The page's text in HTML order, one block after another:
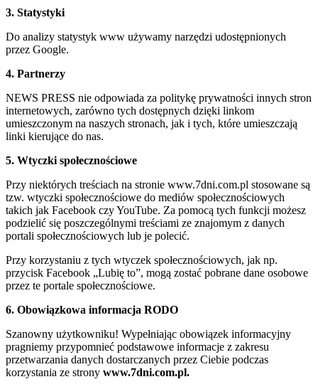
3. Statystyki
Do analizy statystyk www używamy narzędzi udostępnionych
przez Google.
4. Partnerzy
NEWS PRESS nie odpowiada za politykę prywatności innych stron
internetowych, zarówno tych dostępnych dzięki linkom
umieszczonym na naszych stronach, jak i tych, które umieszczają
linki kierujące do nas.
5. Wtyczki społecznościowe
Przy niektórych treściach na stronie www.7dni.com.pl stosowane są
tzw. wtyczki społecznościowe do mediów społecznościowych
takich jak Facebook czy YouTube. Za pomocą tych funkcji możesz
podzielić się poszczególnymi treściami ze znajomym z danych
portali społecznościowych lub je polecić.
Przy korzystaniu z tych wtyczek społecznościowych, jak np.
przycisk Facebook „Lubię to”, mogą zostać pobrane dane osobowe
przez te portale społecznościowe.
6. Obowiązkowa informacja RODO
Szanowny użytkowniku! Wypełniając obowiązek informacyjny
pragniemy przypomnieć podstawowe informacje z zakresu
przetwarzania danych dostarczanych przez Ciebie podczas
korzystania ze strony www.7dni.com.pl.